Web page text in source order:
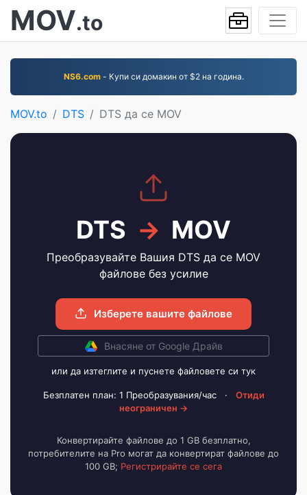
MOV.to
NS6.com- Купи си домакин от $2 на година.
MOV.to DTS DTS да се MOV
DTS → MOV
Преобразувайте Вашия DTS да се MOV
файлове без усилие
Изберете вашите файлове
Внасяне от Google Драйв
или да изтеглите и пуснете файловете си тук
Безплатен план: 1 Преобразувания/час ·
Отиди
неограничен →
Конвертирайте файлове до 1 GB безплатно,
потребителите на Pro могат да конвертират файлове до
100 GB; Регистрирайте се сега